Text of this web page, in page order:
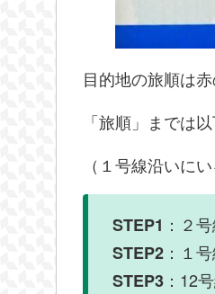
目的地の旅順は
「旅順」までは
（１号線沿いに
STEP1 ：２
STEP2 ：１
STEP3 ：12